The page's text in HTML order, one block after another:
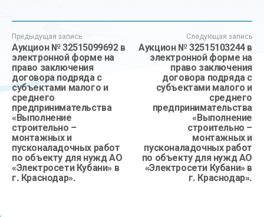
Предыдущая запись
Аукцион № 32515099692 в
электронной форме на
право заключения
договора подряда с
субъектами малого и
среднего
предпринимательства
«Выполнение
строительно –
монтажных и
пусконаладочных работ
по объекту для нужд АО
«Электросети Кубани» в
г. Краснодар».
Следующая запись
Аукцион № 32515103244 в
электронной форме на
право заключения
договора подряда с
субъектами малого и
среднего
предпринимательства
«Выполнение
строительно –
монтажных и
пусконаладочных работ
по объекту для нужд АО
«Электросети Кубани» в
г. Краснодар».